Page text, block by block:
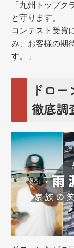
「九州トップク
と守ります。
コンテスト受賞
み、お客様の期
す。」
ドロ
徹底調